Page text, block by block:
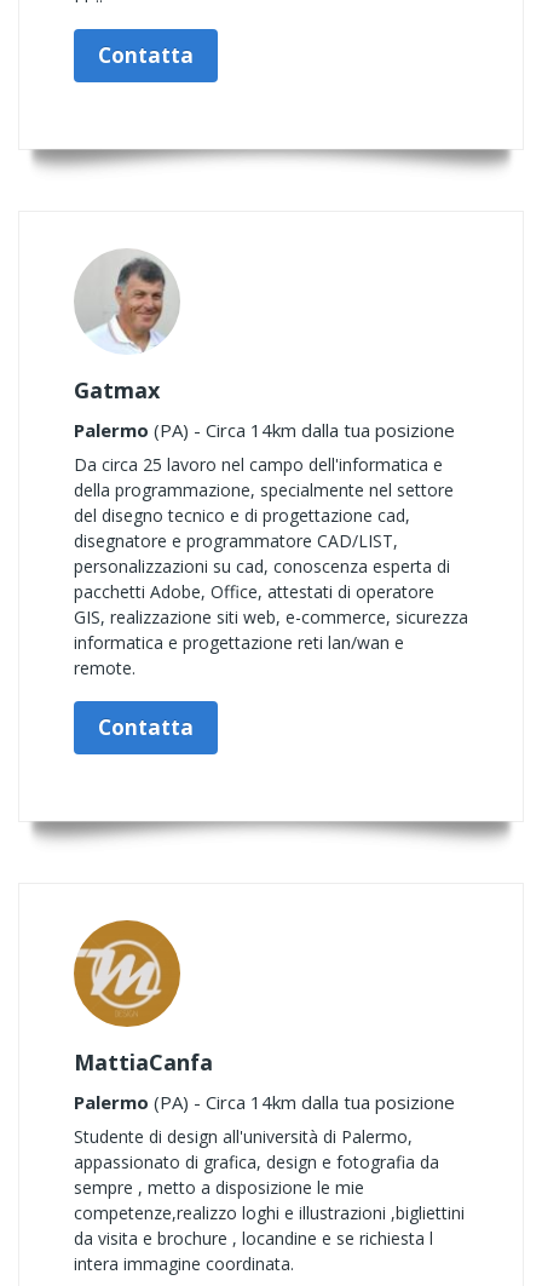
Contatta
Gatmax
Palermo (PA) - Circa 14km dalla tua posizione
Da circa 25 lavoro nel campo dell'informatica e
della programmazione, specialmente nel settore
del disegno tecnico e di progettazione cad,
disegnatore e programmatore CAD/LIST,
personalizzazioni su cad, conoscenza esperta di
pacchetti Adobe, Office, attestati di operatore
GIS, realizzazione siti web, e-commerce, sicurezza
informatica e progettazione reti lan/wan e
remote.
Contatta
MattiaCanfa
Palermo (PA) - Circa 14km dalla tua posizione
Studente di design all'università di Palermo,
appassionato di grafica, design e fotografia da
sempre , metto a disposizione le mie
competenze,realizzo loghi e illustrazioni ,bigliettini
da visita e brochure , locandine e se richiesta l
intera immagine coordinata.